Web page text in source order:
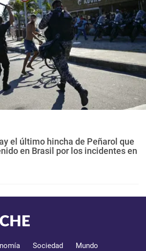
el último hincha de Peñarol que
en Brasil por los incidentes en
Sociedad Mundo